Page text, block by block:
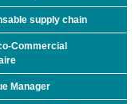
supply chain
Commercial
Manager